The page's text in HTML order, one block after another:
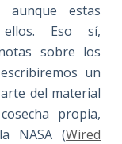
aunque estas
ellos. Eso sí,
sobre los
un
del material
propia,
NASA (Wired